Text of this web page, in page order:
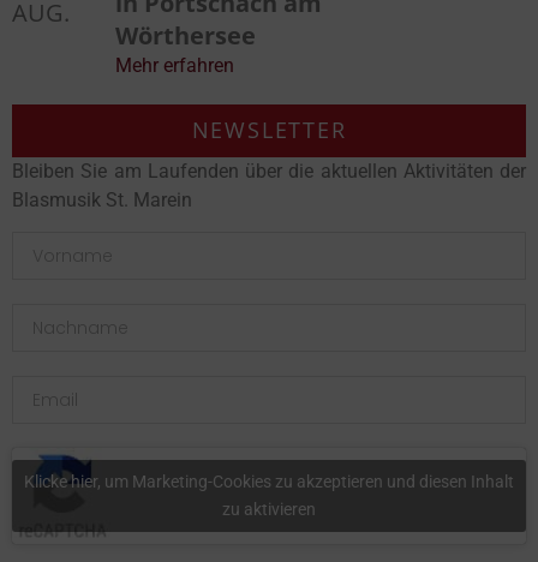
AUG.
Wörthersee
Mehr erfahren
NEWSLETTER
Bleiben Sie am Laufenden über die aktuellen Aktivitäten der
Blasmusik St. Marein
Klicke hier, um Marketing-Cookies zu akzeptieren und diesen Inhalt
zu aktivieren